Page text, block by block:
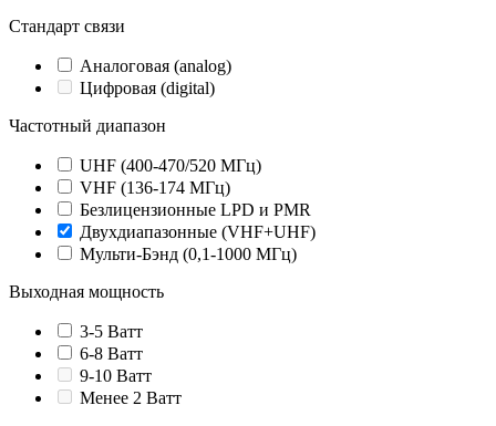
Стандарт связи
Аналоговая (analog)
Цифровая (digital)
Частотный диапазон
UHF (400-470/520 МГц)
VHF (136-174 МГц)
Безлицензионные LPD и PMR
Двухдиапазонные (VHF+UHF)
Мульти-Бэнд (0,1-1000 МГц)
Выходная мощность
3-5 Ватт
6-8 Ватт
9-10 Ватт
Менее 2 Ватт